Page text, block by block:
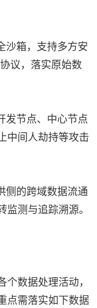
沙箱，支持多方安
议，落实原始数
发节点、中心节点
中间人劫持等攻击
侧的跨域数据流通
测与追踪溯源。
数据处理活动，
点需落实如下数据